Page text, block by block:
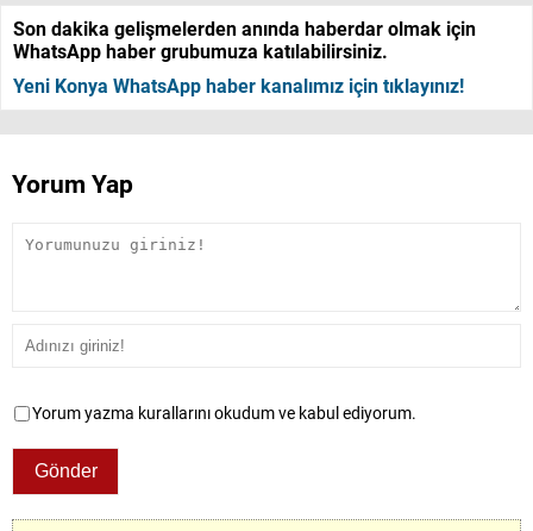
Son dakika gelişmelerden anında haberdar olmak için
WhatsApp haber grubumuza katılabilirsiniz.
Yeni Konya WhatsApp haber kanalımız için tıklayınız!
Yorum Yap
Yorum yazma kurallarını okudum ve kabul ediyorum.